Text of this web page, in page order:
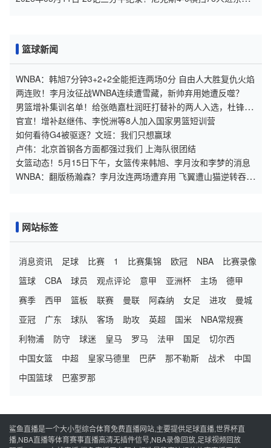
篮球新闻
WNBA：韩旭7分钟3+2+2全能拒连两场0分 自由人大胜复仇火焰
两连败！李月汝征战WNBA连续遭雪藏，新帅弃用她遭反噬？
男篮增补集训名单！给张皓嘉杜润旺打替补的两人入选，杜锋怎
么看？
官宣！增补赵继伟、李悦洲等8人加⼊国家男篮短训营
如何看待G4被驱逐？文班：我们只想赢球
卢伟：北京首钢各方面都强过我们 上海队很团结
女篮动态！5月15日下午，女篮传来韩旭、李月汝和李梦的消息
WNBA：翻版杨瀚森？李月汝连两场遭弃用 飞翼遭山猫逆转吞连
网站标签
消息资讯 足球 比赛 1 比赛集锦 欧冠 NBA
比赛录像
篮球
CBA 球员 观点评论 意甲 亚洲杯 主场
德甲
赛季
西甲 篮板 联赛 曼联 阿森纳 女足 进攻
曼城
亚冠
广东 球队 客场 助攻 英超 国米
NBA常规赛
利物浦
防守 球迷 皇马 罗马 法甲 国足
切尔西
中国女篮
中超 皇家马德里 巴萨 那不勒斯 战术
中国
中国篮球
巴塞罗那
鲨鱼直播是一个大小型综合体育免费直播网站,主要提供足球直播,世界杯直
播,NBA直播等体育赛事直播高清无插件信号,NBA录像回放,足球视频回放